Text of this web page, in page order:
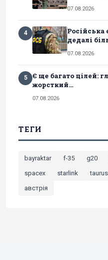
07.08.2026
4
Російська
дедалі
07.08.2026
5
Є ще багато цілей:
жорсткий...
07.08.2026
ТЕГИ
bayraktar f-35 g20
spacex
starlink taurus
австрія